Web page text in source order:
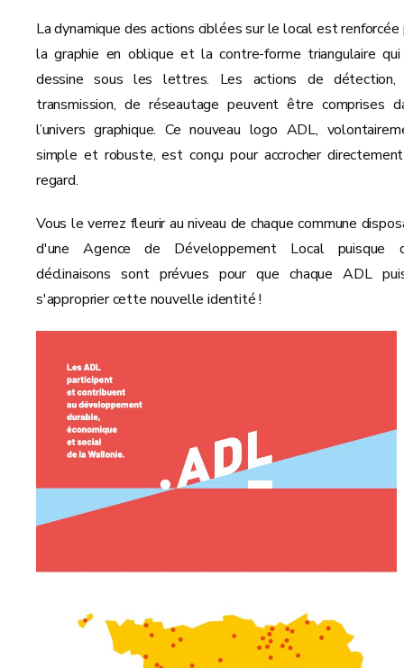
La dynamique des actions ciblées sur le local est renforcée
la graphie en oblique et la contre-forme triangulaire
dessine sous les lettres. Les actions de détection,
transmission, de réseautage peuvent être comprises
l’univers graphique. Ce nouveau logo ADL,
simple et robuste, est conçu pour accrocher
regard.
Vous le verrez fleurir au niveau de chaque commune
d'une Agence de Développement Local puisque
déclinaisons sont prévues pour que chaque ADL
s'approprier cette nouvelle identité !